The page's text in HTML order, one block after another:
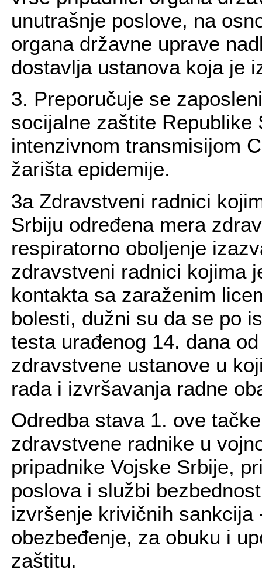
unutrašnje poslove, na
organa državne uprave
dostavlja ustanova koja je
3. Preporučuje se
socijalne zaštite Republike
intenzivnom transmisijom
žarišta epidemije.
3a Zdravstveni radnici
Srbiju određena mera
respiratorno oboljenje
zdravstveni radnici kojima
kontakta sa zaraženim
bolesti, dužni su da se po
testa urađenog 14. dana
zdravstvene ustanove u
rada i izvršavanja radne
Odredba stava 1. ove
zdravstvene radnike u
pripadnike Vojske Srbije,
poslova i službi
izvršenje krivičnih
obezbeđenje, za obuku i
zaštitu.